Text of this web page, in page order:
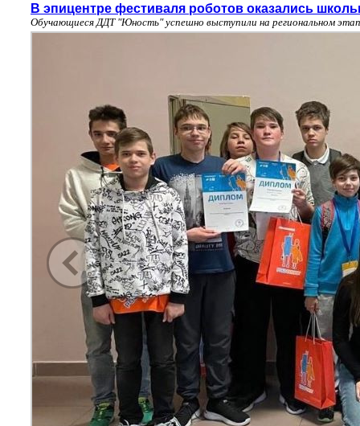
В эпицентре фестиваля роботов оказались
Обучающиеся ДДТ "Юность" успешно выступили на региональном